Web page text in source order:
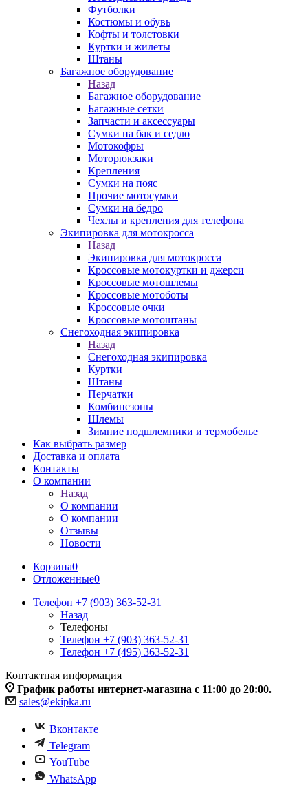
Футболки
Костюмы и обувь
Кофты и толстовки
Куртки и жилеты
Штаны
Багажное оборудование
Назад
Багажное оборудование
Багажные сетки
Запчасти и аксессуары
Сумки на бак и седло
Мотокофры
Моторюкзаки
Крепления
Сумки на пояс
Прочие мотосумки
Сумки на бедро
Чехлы и крепления для телефона
Экипировка для мотокросса
Назад
Экипировка для мотокросса
Кроссовые мотокуртки и джерси
Кроссовые мотошлемы
Кроссовые мотоботы
Кроссовые очки
Кроссовые мотоштаны
Снегоходная экипировка
Назад
Снегоходная экипировка
Куртки
Штаны
Перчатки
Комбинезоны
Шлемы
Зимние подшлемники и термобелье
Как выбрать размер
Доставка и оплата
Контакты
О компании
Назад
О компании
О компании
Отзывы
Новости
Корзина0
Отложенные0
Телефон +7 (903) 363-52-31
Назад
Телефоны
Телефон +7 (903) 363-52-31
Телефон +7 (495) 363-52-31
Контактная информация
График работы интернет-магазина с 11:00 до 20:00.
sales@ekipka.ru
Вконтакте
Telegram
YouTube
WhatsApp